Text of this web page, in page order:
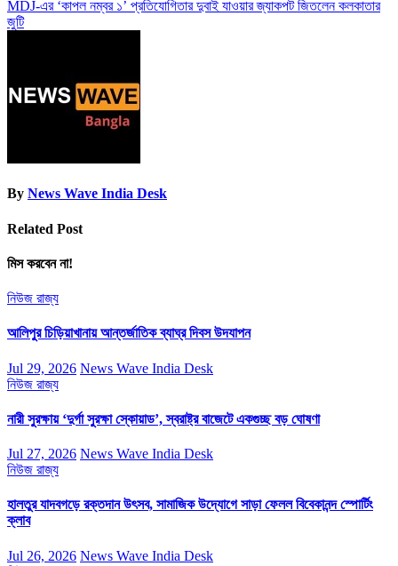
MDJ-এর ‘কাপল নম্বর ১’ প্রতিযোগিতার দুবাই যাওয়ার জ্যাকপট জিতলেন কলকাতার
জুটি
By News Wave India Desk
Related Post
মিস করবেন না!
নিউজ রাজ্য
আলিপুর চিড়িয়াখানায় আন্তর্জাতিক ব্যাঘ্র দিবস উদযাপন
Jul 29, 2026 News Wave India Desk
নিউজ রাজ্য
নারী সুরক্ষায় ‘দুর্গা সুরক্ষা স্কোয়াড’, স্বরাষ্ট্র বাজেটে একগুচ্ছ বড় ঘোষণা
Jul 27, 2026 News Wave India Desk
নিউজ রাজ্য
হালতুর যাদবগড়ে রক্তদান উৎসব, সামাজিক উদ্যোগে সাড়া ফেলল বিবেকানন্দ স্পোর্টিং
ক্লাব
Jul 26, 2026 News Wave India Desk